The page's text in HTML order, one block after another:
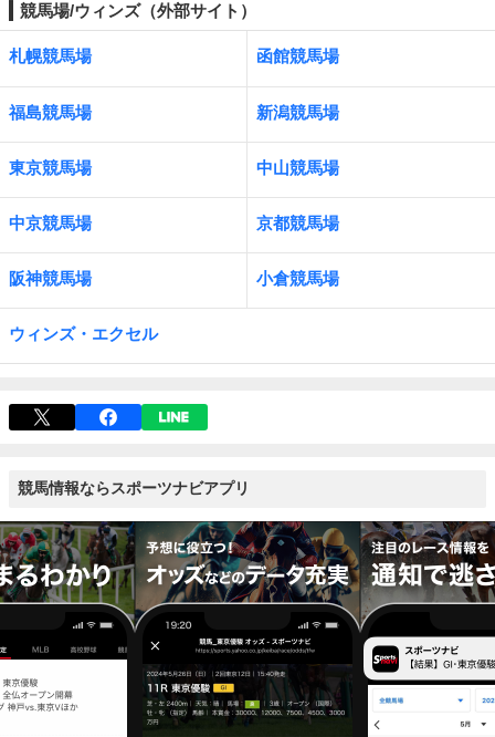
競馬場/ウィンズ（外部サイト）
札幌競馬場 函館競馬場
福島競馬場 新潟競馬場
東京競馬場 中山競馬場
中京競馬場 京都競馬場
阪神競馬場 小倉競馬場
ウィンズ・エクセル
競馬情報ならスポーツナビアプリ